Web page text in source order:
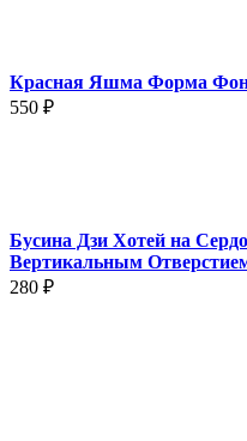
Красная Яшма Форма
550 ₽
Бусина Дзи Хотей на
Вертикальным
280 ₽